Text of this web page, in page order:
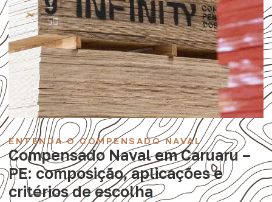
ENTENDA O COMPENSADO NAVAL
Compensado Naval em Caruaru –
PE: composição, aplicações e
critérios de escolha